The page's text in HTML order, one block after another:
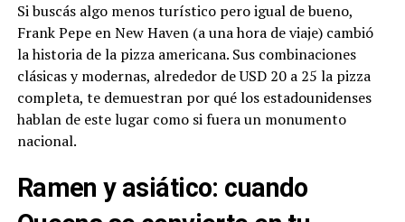
Si buscás algo menos turístico pero igual de bueno,
Frank Pepe en New Haven (a una hora de viaje) cambió
la historia de la pizza americana. Sus combinaciones
clásicas y modernas, alrededor de USD 20 a 25 la pizza
completa, te demuestran por qué los estadounidenses
hablan de este lugar como si fuera un monumento
nacional.
Ramen y asiático: cuando